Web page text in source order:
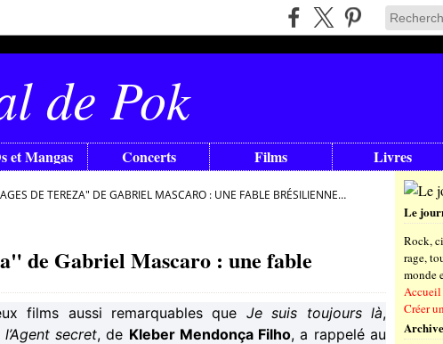
de Pok
et Mangas Concerts Films Livres
DE TEREZA" DE GABRIEL MASCARO : UNE FABLE BRÉSILIENNE…
de Gabriel Mascaro : une fable
films aussi remarquables que Je suis toujours là,
l’Agent secret, de Kleber Mendonça Filho, a rappelé au
Le
Rock,
rage,
monde
Créer